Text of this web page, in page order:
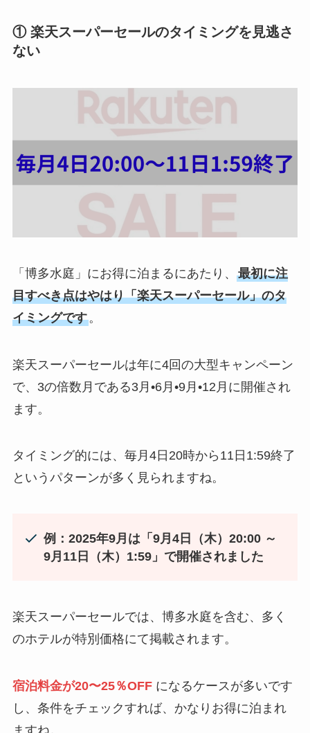
① 楽天スーパーセールのタイミングを見逃さ
ない
「博多水庭」にお得に泊まるにあたり、 最初に注
目すべき点はやはり「楽天スーパーセール」のタ
イミングです。
楽天スーパーセールは年に4回の大型キャンペーン
で、3の倍数月である3月•6月•9月•12月に開催され
ます。
タイミング的には、毎月4日20時から11日1:59終了
というパターンが多く見られますね。
例：2025年9月は「9月4日（木）20:00 ～
9月11日（木）1:59」で開催されました
楽天スーパーセールでは、博多水庭を含む、多く
のホテルが特別価格にて掲載されます。
宿泊料金が20〜25％OFFになるケースが多いです
し、条件をチェックすれば、かなりお得に泊まれ
ますね。